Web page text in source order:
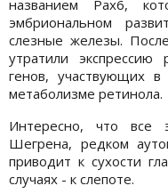
названием Pax6,
эмбриональном
слезные железы.
утратили
генов, участвующих
метаболизме ретинола.
Интересно, что
Шегрена, редком
приводит к сухости
случаях - к слепоте.